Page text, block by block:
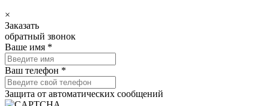
×
Заказать
обратный звонок
Ваше имя *
Ваш телефон *
Защита от автоматических сообщений